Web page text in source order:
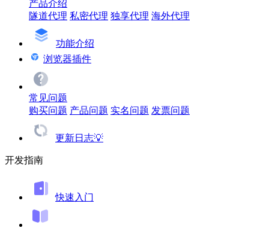
产品介绍
隧道代理 私密代理 独享代理 海外代理
功能介绍
浏览器插件
常见问题
购买问题 产品问题 实名问题 发票问题
更新日志💡
开发指南
快速入门